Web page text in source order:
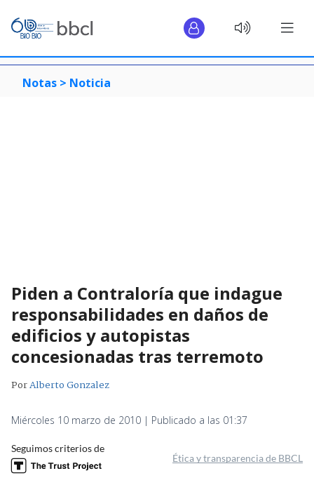
Notas > Noticia
Piden a Contraloría que indague
responsabilidades en daños de
edificios y autopistas
concesionadas tras terremoto
PorAlberto Gonzalez
Miércoles 10 marzo de 2010 | Publicado a las 01:37
Seguimos criterios de
Ética y transparencia de BBCL